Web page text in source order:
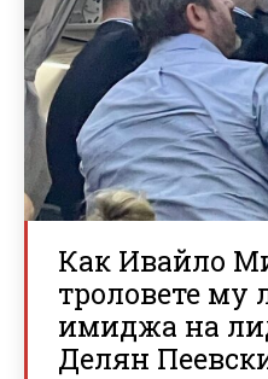
Как Ивайло
троловете му
имиджа на
Делян